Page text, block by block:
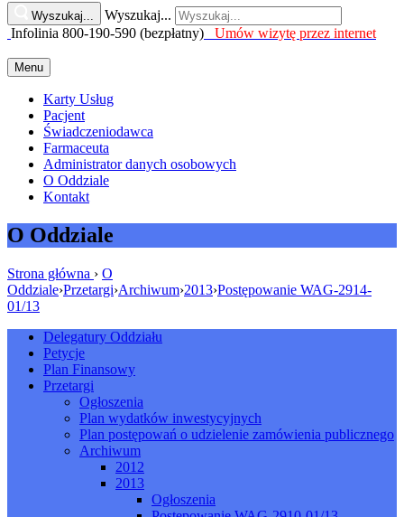
Wyszukaj...
Wyszukaj...
Infolinia 800-190-590 (bezpłatny)
Umów wizytę przez internet
Menu
Karty Usług
Pacjent
Świadczeniodawca
Farmaceuta
Administrator danych osobowych
O Oddziale
Kontakt
O Oddziale
Strona główna › O
Oddziale›Przetargi›Archiwum›2013›Postępowanie WAG-2914-
01/13
Delegatury Oddziału
Petycje
Plan Finansowy
Przetargi
Ogłoszenia
Plan wydatków inwestycyjnych
Plan postępowań o udzielenie zamówienia publicznego
Archiwum
2012
2013
Ogłoszenia